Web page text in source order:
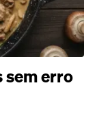
sem erro